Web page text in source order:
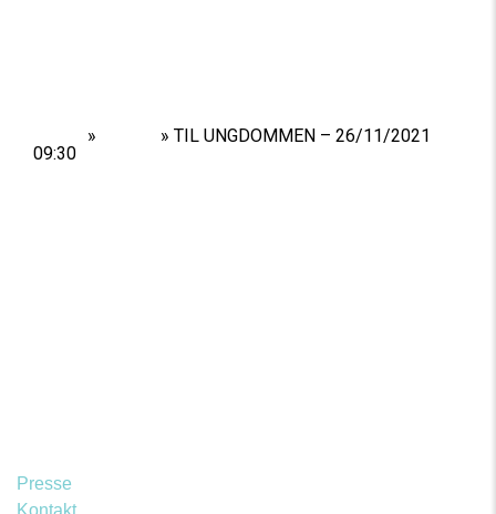
» » TIL UNGDOMMEN – 26/11/2021
09:30
Presse
Kontakt